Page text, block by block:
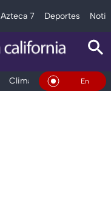
Azteca 7 Deportes
Clima Deportes En Vivo